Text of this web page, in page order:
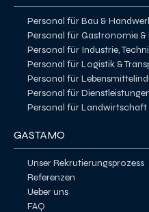
Personal für Bau &
Personal für Gastronomie &
Personal für Industrie,
Personal für Logistik &
Personal für
Personal für
Personal für Landwirtschaft
GASTAMO
Unser Rekrutierungsprozess
Referenzen
Ueber uns
FAQ